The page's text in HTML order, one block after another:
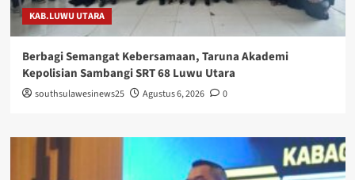
KAB.LUWU UTARA
Berbagi Semangat Kebersamaan, Taruna Akademi
Kepolisian Sambangi SRT 68 Luwu Utara
southsulawesinews25 Agustus 6, 2026 0